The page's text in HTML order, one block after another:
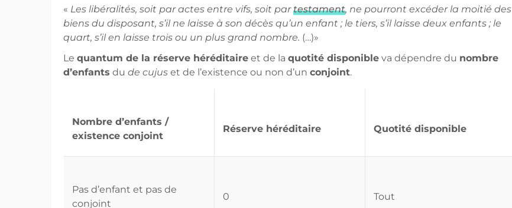
« Les libéralités, soit par actes entre vifs, soit partestament, ne pourront excéder la moitié des
biens du disposant, s’il ne laisse à son décès qu’un enfant ; le tiers, s’il laisse deux enfants ; le
quart, s’il en laisse trois ou un plus grand nombre. (…)»
Le quantum de la réserve héréditaire et de la quotité disponible va dépendre du nombre
d’enfants du de cujus et de l’existence ou non d’un conjoint.
Nombre d’enfants /
existence conjoint
Réserve héréditaire Quotité disponible
Pas d’enfant et pas de
conjoint
0 Tout